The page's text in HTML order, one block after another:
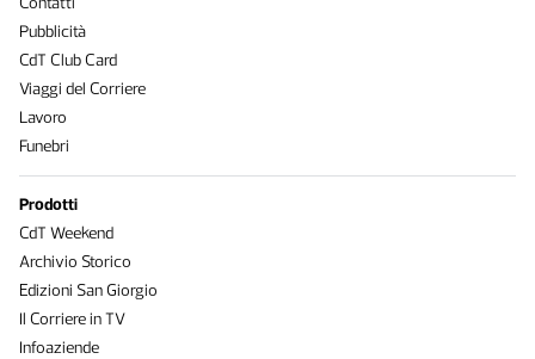
Pubblicità
CdT Club Card
Viaggi del Corriere
Lavoro
Funebri
Prodotti
CdT Weekend
Archivio Storico
Edizioni San Giorgio
Il Corriere in TV
Infoaziende